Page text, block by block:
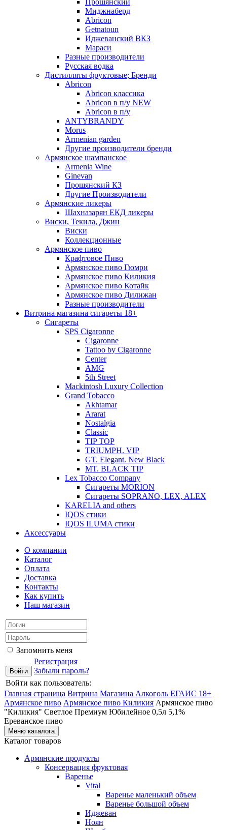
Прошянский
Миджнаберд
Abricon
Getnatoun
Иджеванский ВКЗ
Мараси
Разные производители
Русская водка
Дистилляты фруктовые; Бренди
Abricon
Abricon классика
Abricon в п/у NEW
Abricon в п/у
ANTYBRANDY
Morus
Armenian garden
Другие производители бренди
Армянское шампанское
Armenia Wine
Ginevan
Прошянский КЗ
Другие Производители
Армянские ликеры
Шахназарян ЕКД ликеры
Виски, Текила, Джин
Виски
Коллекционные
Армянское пиво
Крафтовое Пиво
Армянское пиво Гюмри
Армянское пиво Киликия
Армянское пиво Котайк
Армянское пиво Дилижан
Разные производители
Витрина магазина сигареты 18+
Cигареты
SPS Cigaronne
Сigaronne
Tattoo by Cigaronne
Center
AMG
5th Street
Mackintosh Luxury Collection
Grand Tobacco
Akhtamar
Ararat
Nostalgia
Classic
TIP TOP
TRIUMPH. VIP
GT. Elegant. New Black
MT. BLACK TIP
Lex Tobacco Company
Сигареты MORION
Сигареты SOPRANO, LEX, ALEX
KARELIA and others
IQOS стики
IQOS ILUMA стики
Аксессуары
О компании
Каталог
Оплата
Доставка
Контакты
Как купить
Наш магазин
Запомнить меня
Регистрация
Забыли пароль?
Войти как пользователь:
Главная страница Витрина Магазина Алкоголь ЕГАИС 18+
Армянское пиво Армянское пиво Киликия Армянское пиво
"Киликия" Светлое Премиум Юбилейное 0,5л 5,1%
Ереванское пиво
Меню каталога
Каталог товаров
Армянские продукты
Консервация фруктовая
Варенье
Vital
Варенье маленький объем
Варенье большой объем
Иджеван
Ноян